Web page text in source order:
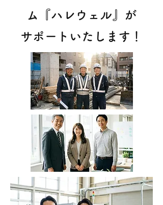
ム『ハレウェル』が
サポートいたします！